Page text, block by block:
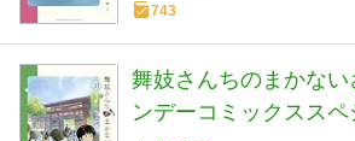
743
舞妓さんちのまかな
ンデーコミックススペ